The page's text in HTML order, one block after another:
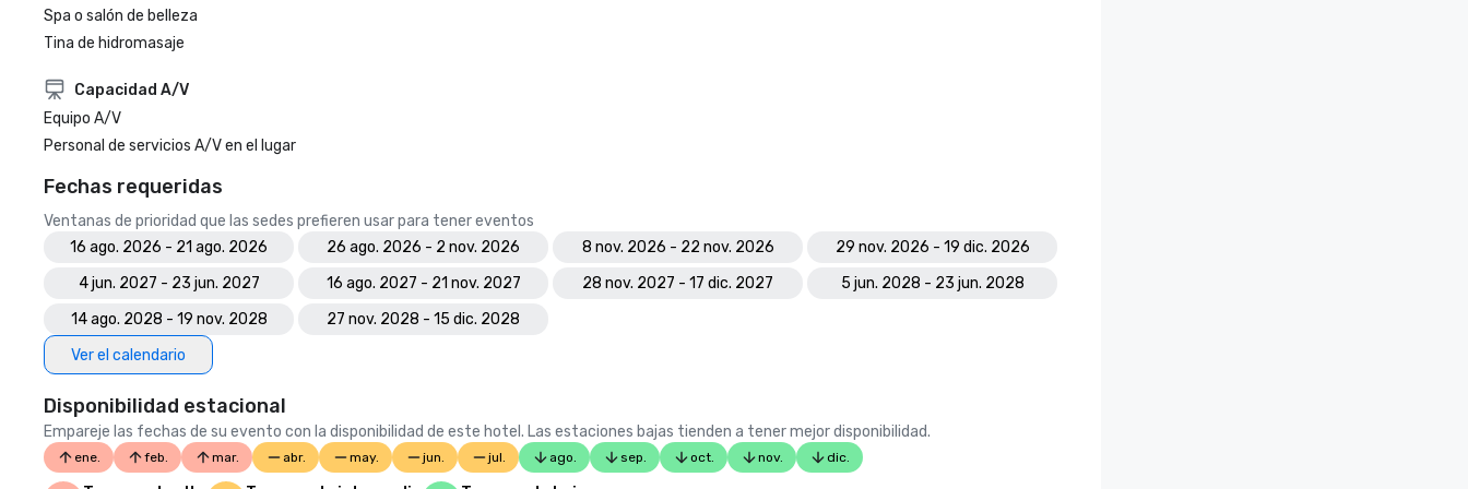
Spa o salón de belleza
Tina de hidromasaje
Capacidad A/V
Equipo A/V
Personal de servicios A/V en el lugar
Fechas requeridas
Ventanas de prioridad que las sedes prefieren usar para tener eventos
16 ago. 2026 - 21 ago. 2026
26 ago. 2026 - 2 nov. 2026 8 nov. 2026 - 22 nov. 2026
29 nov. 2026 - 19 dic. 2026
4 jun. 2027 - 23 jun. 2027
16 ago. 2027 - 21 nov. 2027 28 nov. 2027 - 17 dic. 2027
5 jun. 2028 - 23 jun. 2028
14 ago. 2028 - 19 nov. 2028
27 nov. 2028 - 15 dic. 2028
Ver el calendario
Disponibilidad estacional
Empareje las fechas de su evento con la disponibilidad de este hotel. Las estaciones bajas tienden a tener mejor disponibilidad.
ene. feb. mar. abr. may. jun. jul. ago. sep. oct. nov. dic.